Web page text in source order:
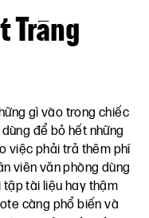
Tràng
gì vào trong chiếc
để bỏ hết những
việc phải trả thêm phí
viên văn phòng dùng
tài liệu hay thậm
càng phổ biến và